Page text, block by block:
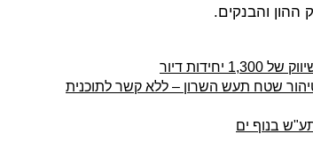
ההון והבנקים.
דיור
שטח תעש השרון – ללא קשר לתוכנית
בנוף ים